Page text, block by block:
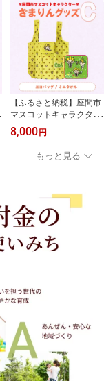
【ふるさと納税】座間市
マスコットキャラクター
ざまりんグッズ（C）｜
エコバック ミニタオル
ご当地グッズ キャラ 地
域ブランド 神奈川県 座
8,000円
もっと見る